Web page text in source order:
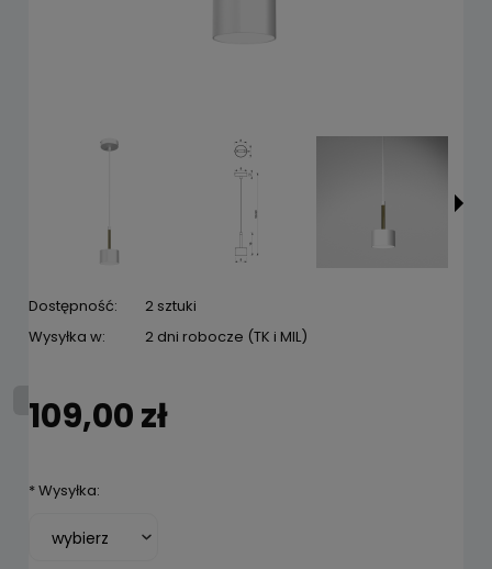
Dostępność:
2 sztuki
Wysyłka w:
2 dni robocze (TK i MIL)
109,00 zł
*Wysyłka: